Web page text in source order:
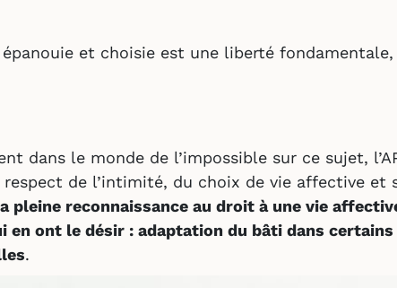
et choisie est une liberté
dans le monde de l’impossible sur ce sujet,
de l’intimité, du choix de vie affective et
pleine reconnaissance au droit à une vie
en ont le désir : adaptation du bâti dans
.